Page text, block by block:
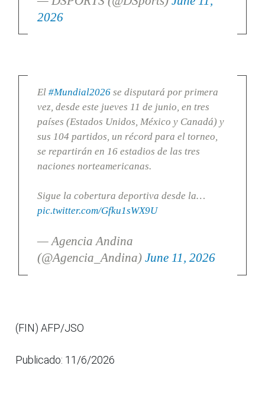
2026
El #Mundial2026se disputará por primera
vez, desde este jueves 11 de junio, en tres
países (Estados Unidos, México y Canadá) y
sus 104 partidos, un récord para el torneo,
se repartirán en 16 estadios de las tres
naciones norteamericanas.
Sigue la cobertura deportiva desde la…
pic.twitter.com/Gfku1sWX9U
— Agencia Andina
(@Agencia_Andina) June 11, 2026
(FIN) AFP/JSO
Publicado: 11/6/2026